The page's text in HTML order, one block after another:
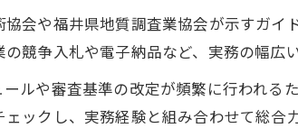
会や福井県地質調査業協会が示すガイ
競争入札や電子納品など、実務の幅広
ルや審査基準の改定が頻繁に行われ
ックし、実務経験と組み合わせて総合